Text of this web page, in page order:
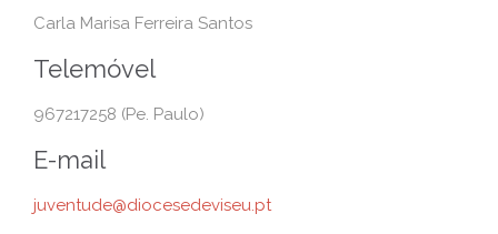
Carla Marisa Ferreira Santos
Telemóvel
967217258 (Pe. Paulo)
E-mail
juventude@diocesedeviseu.pt